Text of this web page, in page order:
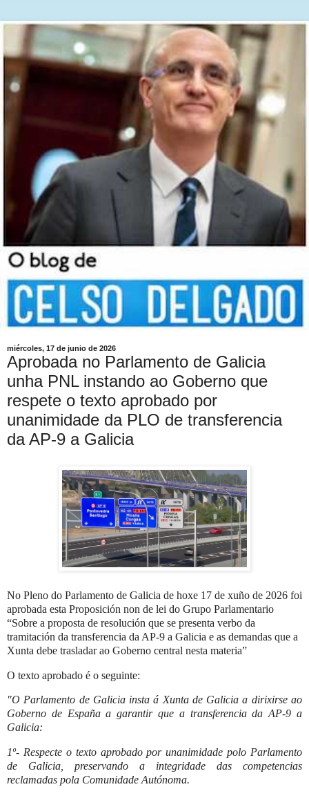
miércoles, 17 de junio de 2026
Aprobada no Parlamento de Galicia
unha PNL instando ao Goberno que
respete o texto aprobado por
unanimidade da PLO de transferencia
da AP-9 a Galicia
No Pleno do Parlamento de Galicia de hoxe 17 de xuño de 2026 foi
aprobada esta Proposición non de lei do Grupo Parlamentario
“Sobre a proposta de resolución que se presenta verbo da
tramitación da transferencia da AP-9 a Galicia e as demandas que a
Xunta debe trasladar ao Goberno central nesta materia”
O texto aprobado é o seguinte:
"O Parlamento de Galicia insta á Xunta de Galicia a dirixirse ao
Goberno de España a garantir que a transferencia da AP-9 a
Galicia:
1º- Respecte o texto aprobado por unanimidade polo Parlamento
de Galicia, preservando a integridade das competencias
reclamadas pola Comunidade Autónoma.